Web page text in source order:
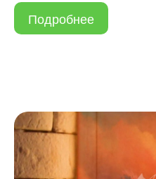
Подробнее